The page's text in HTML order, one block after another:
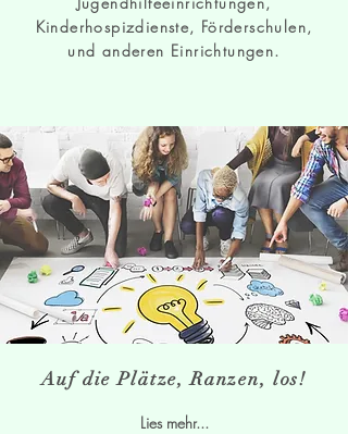
Kinderhospizdienste, Förderschulen,
und anderen Einrichtungen.
Auf die Plätze, Ranzen, los!
Lies mehr...